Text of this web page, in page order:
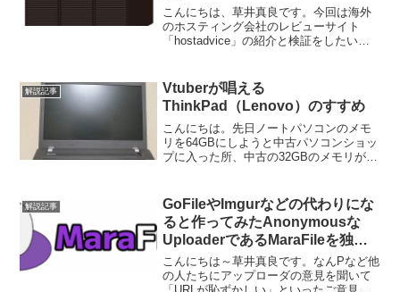
こんにちは、草井真良です。今回は海外
のホスティング会社のレビューサイト
「hostadvice」の紹介と検証をしたいと
全世界のほぼ全てのホスティング会社を
網羅し...
解説記事
Vtuberが唱える
ThinkPad（Lenovo）のすすめ
こんにちは。先日ノートパソコンのメモ
リを64GBにしようと中古パソコンショッ
プに入った所、中古の32GBのメモリが
回はLenovoのパソコンのブランドの1
つ、...
解説記事
GoFileやImgurなどの代わりにな
ると作ってみたAnonymousな
UploaderであるMaraFileを独立
したサービス「marafile.cc」にし
ました
こんにちは～草井真良です。なんPなど他
の人たちにアップローダの意見を聞いて